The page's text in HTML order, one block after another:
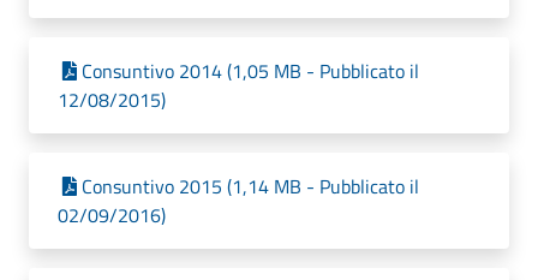
Consuntivo 2014 (1,05 MB - Pubblicato il
12/08/2015)
Consuntivo 2015 (1,14 MB - Pubblicato il
02/09/2016)